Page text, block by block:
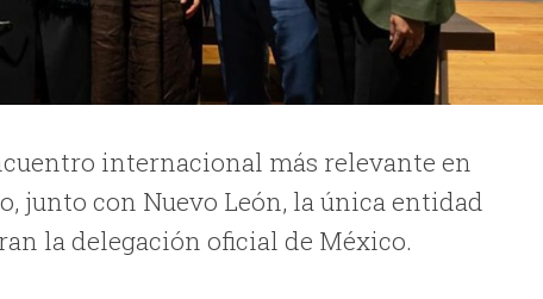
internacional más relevante en
junto con Nuevo León, la única entidad
la delegación oficial de México.